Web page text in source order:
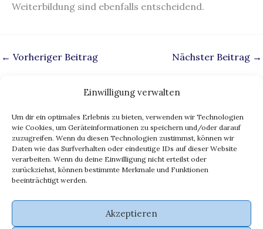
Einwilligung verwalten
Um dir ein optimales Erlebnis zu bieten, verwenden wir Technologien
wie Cookies, um Geräteinformationen zu speichern und/oder darauf
zuzugreifen. Wenn du diesen Technologien zustimmst, können wir
Daten wie das Surfverhalten oder eindeutige IDs auf dieser Website
verarbeiten. Wenn du deine Einwilligung nicht erteilst oder
zurückziehst, können bestimmte Merkmale und Funktionen
beeinträchtigt werden.
Akzeptieren
Weiterbildung sind ebenfalls entscheidend.
← Vorheriger Beitrag Nächster Beitrag →
Impressum
Datenschutz
eu ai act